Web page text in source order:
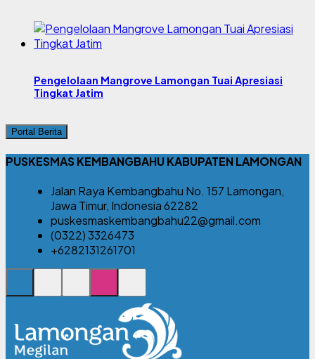
Pengelolaan Mangrove Lamongan Tuai Apresiasi
Tingkat Jatim
Portal Berita
PUSKESMAS KEMBANGBAHU KABUPATEN LAMONGAN
Jalan Raya Kembangbahu No. 157 Lamongan,
Jawa Timur, Indonesia 62282
puskesmaskembangbahu22@gmail.com
(0322) 3326473
+6282131261701